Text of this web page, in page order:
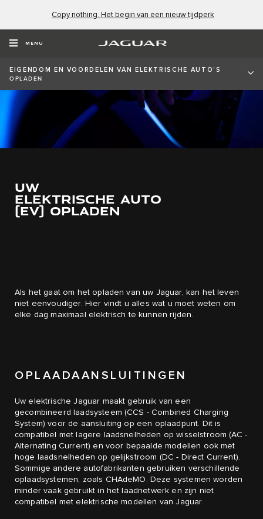
Copy nothing. Het begin van een nieuw tijdperk
MENU
EIGENDOM EN VOORDELEN VAN ELEKTRISCHE AUTO'S
OPLADEN
UW
ELEKTRISCHE AUTO
(EV) OPLADEN
Als het gaat om het opladen van uw Jaguar, kan het leven
niet eenvoudiger. Hier vindt u alles wat u moet weten om
elke dag maximaal elektrisch te kunnen rijden.
OPLAADAANSLUITINGEN
Uw elektrische Jaguar maakt gebruik van een
gecombineerd laadsysteem (CCS - Combined Charging
System) voor de aansluiting op een oplaadpunt. Dit is
compatibel met lagere laadsnelheden op wisselstroom (AC -
Alternating Current) en voor bepaalde modellen ook met
hoge laadsnelheden op gelijkstroom (DC - Direct Current).
Sommige andere autofabrikanten gebruiken verschillende
oplaadsystemen, zoals CHAdeMO. Deze systemen worden
minder vaak gebruikt in het laadnetwerk en zijn niet
compatibel met elektrische modellen van Jaguar.